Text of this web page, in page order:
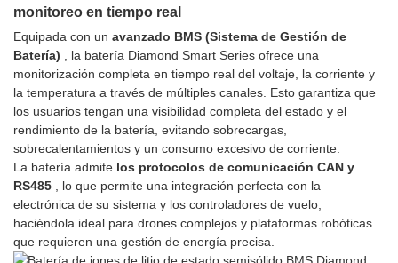
monitoreo en tiempo real
Equipada con un avanzado BMS (Sistema de Gestión de
Batería) , la batería Diamond Smart Series ofrece una
monitorización completa en tiempo real del voltaje, la corriente y
la temperatura a través de múltiples canales. Esto garantiza que
los usuarios tengan una visibilidad completa del estado y el
rendimiento de la batería, evitando sobrecargas,
sobrecalentamientos y un consumo excesivo de corriente.
La batería admite los protocolos de comunicación CAN y
RS485 , lo que permite una integración perfecta con la
electrónica de su sistema y los controladores de vuelo,
haciéndola ideal para drones complejos y plataformas robóticas
que requieren una gestión de energía precisa.